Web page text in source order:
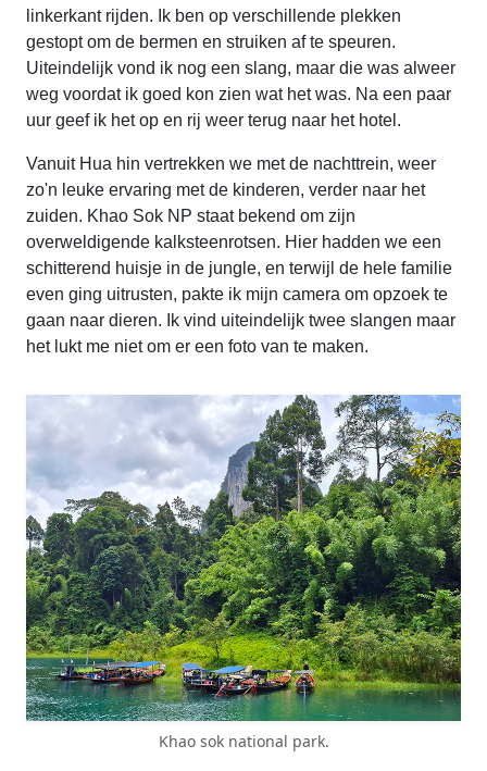
linkerkant rijden. Ik ben op verschillende plekken
gestopt om de bermen en struiken af te speuren.
Uiteindelijk vond ik nog een slang, maar die was alweer
weg voordat ik goed kon zien wat het was. Na een paar
uur geef ik het op en rij weer terug naar het hotel.
Vanuit Hua hin vertrekken we met de nachttrein, weer
zo'n leuke ervaring met de kinderen, verder naar het
zuiden. Khao Sok NP staat bekend om zijn
overweldigende kalksteenrotsen. Hier hadden we een
schitterend huisje in de jungle, en terwijl de hele familie
even ging uitrusten, pakte ik mijn camera om opzoek te
gaan naar dieren. Ik vind uiteindelijk twee slangen maar
het lukt me niet om er een foto van te maken.
Khao sok national park.